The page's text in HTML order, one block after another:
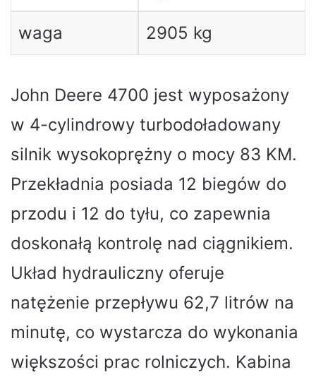
waga 2905 kg
John Deere 4700 jest wyposażony
w 4-cylindrowy turbodoładowany
silnik wysokoprężny o mocy 83 KM.
Przekładnia posiada 12 biegów do
przodu i 12 do tyłu, co zapewnia
doskonałą kontrolę nad ciągnikiem.
Układ hydrauliczny oferuje
natężenie przepływu 62,7 litrów na
minutę, co wystarcza do wykonania
większości prac rolniczych. Kabina